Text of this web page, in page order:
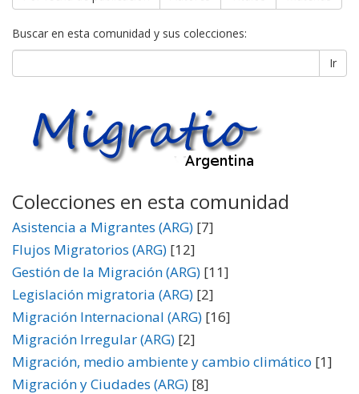
Buscar en esta comunidad y sus colecciones:
Ir
Colecciones en esta comunidad
Asistencia a Migrantes (ARG) [7]
Flujos Migratorios (ARG) [12]
Gestión de la Migración (ARG) [11]
Legislación migratoria (ARG) [2]
Migración Internacional (ARG) [16]
Migración Irregular (ARG) [2]
Migración, medio ambiente y cambio climático [1]
Migración y Ciudades (ARG) [8]